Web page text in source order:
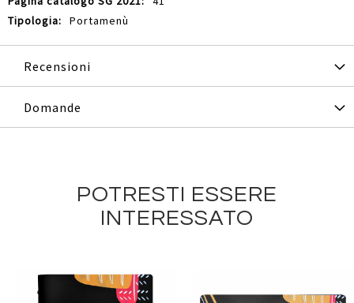
Portamenù
Recensioni
Domande
POTRESTI ESSERE
INTERESSATO